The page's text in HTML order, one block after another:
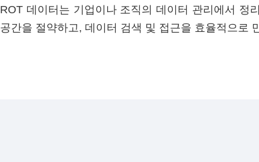
ROT 데이터는 기업이나 조직의 데이터 관리에서 정
공간을 절약하고, 데이터 검색 및 접근을 효율적으로